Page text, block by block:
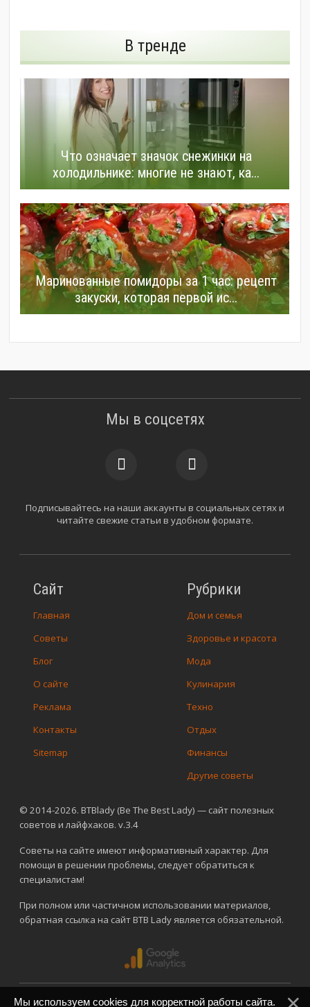
В тренде
Что означает значок снежинки на
холодильнике: многие не знают, ка...
Маринованные помидоры за 1 час: рецепт
закуски, которая первой ис...
© 2014-2026. BTBlady (Be The Best Lady) — сайт полезных
советов и лайфхаков. v.3.4
Советы на сайте имеют информативный характер. Для
помощи в решении проблемы, следует обратиться к
специалистам!
При полном или частичном использовании материалов,
обратная ссылка на сайт BTB Lady является обязательной.
Сайт
Главная
Советы
Блог
О сайте
Реклама
Контакты
Sitemap
Рубрики
Дом и семья
Здоровье и красота
Мода
Кулинария
Техно
Отдых
Финансы
Другие советы
Мы в соцсетях
Подписывайтесь на наши аккаунты в социальных сетях и
читайте свежие статьи в удобном формате.
Мы используем cookies для корректной работы сайта.